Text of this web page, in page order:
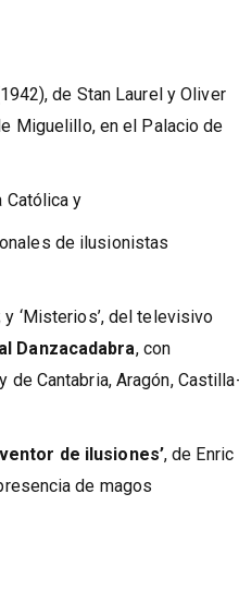
Figueroa, la comedia y
de Stan Laurel y Oliver
Católica y
de ilusionistas
; y ‘Misterios’, del televisivo
Danzacadabra, con
Cantabria, Aragón, Castilla-
de ilusiones’
de magos